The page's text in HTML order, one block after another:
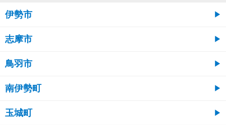
伊勢市
志摩市
鳥羽市
南伊勢町
玉城町